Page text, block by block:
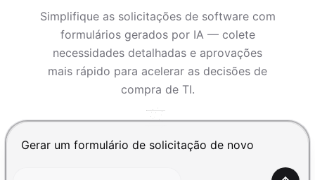
ENTRAR
EXPERIMENTE GRÁTIS
Simplifique as solicitações de software com
formulários gerados por IA — colete
necessidades detalhadas e aprovações
mais rápido para acelerar as decisões de
compra de TI.
Pressione Enter para enviar, Shift+Enter para